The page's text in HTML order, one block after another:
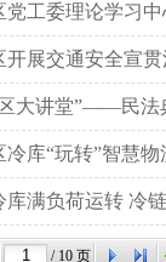
党工委理论学习
开展交通安全宣贯
大讲堂”——民法
冷库“玩转”智慧物
库满负荷运转 冷
/ 10 页